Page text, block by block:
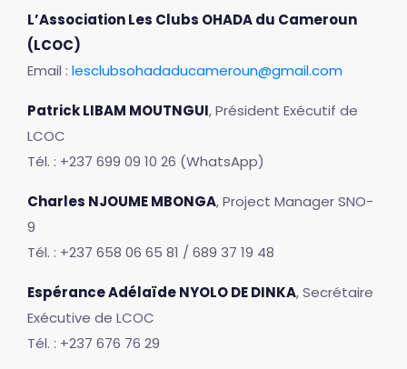
L’Association Les Clubs OHADA du Cameroun
(LCOC)
Email : lesclubsohadaducameroun@gmail.com
Patrick LIBAM MOUTNGUI, Président Exécutif de
LCOC
Tél. : +237 699 09 10 26 (WhatsApp)
Charles NJOUME MBONGA, Project Manager SNO-
9
Tél. : +237 658 06 65 81 / 689 37 19 48
Espérance Adélaïde NYOLO DE DINKA, Secrétaire
Exécutive de LCOC
Tél. : +237 676 76 29